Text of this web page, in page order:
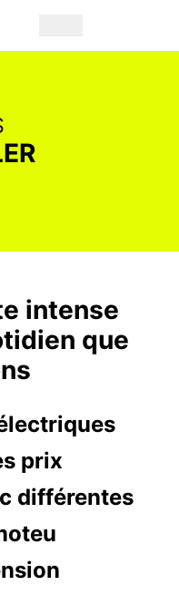
intense
que
prix
différentes